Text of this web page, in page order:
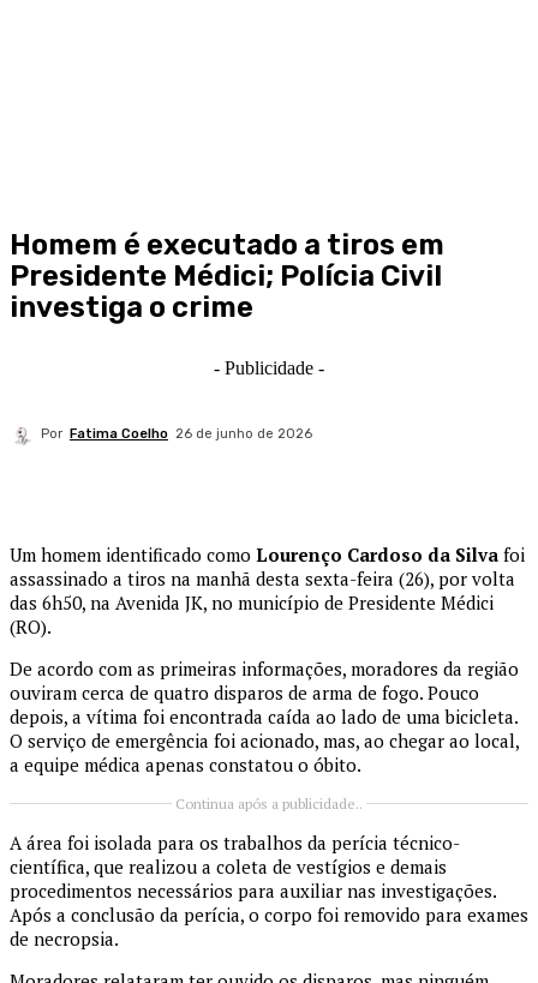
Homem é executado a tiros em
Presidente Médici; Polícia Civil
investiga o crime
- Publicidade -
Por Fatima Coelho 26 de junho de 2026
Um homem identificado como Lourenço Cardoso da Silva foi
assassinado a tiros na manhã desta sexta-feira (26), por volta
das 6h50, na Avenida JK, no município de Presidente Médici
(RO).
De acordo com as primeiras informações, moradores da região
ouviram cerca de quatro disparos de arma de fogo. Pouco
depois, a vítima foi encontrada caída ao lado de uma bicicleta.
O serviço de emergência foi acionado, mas, ao chegar ao local,
a equipe médica apenas constatou o óbito.
Continua após a publicidade..
A área foi isolada para os trabalhos da perícia técnico-
científica, que realizou a coleta de vestígios e demais
procedimentos necessários para auxiliar nas investigações.
Após a conclusão da perícia, o corpo foi removido para exames
de necropsia.